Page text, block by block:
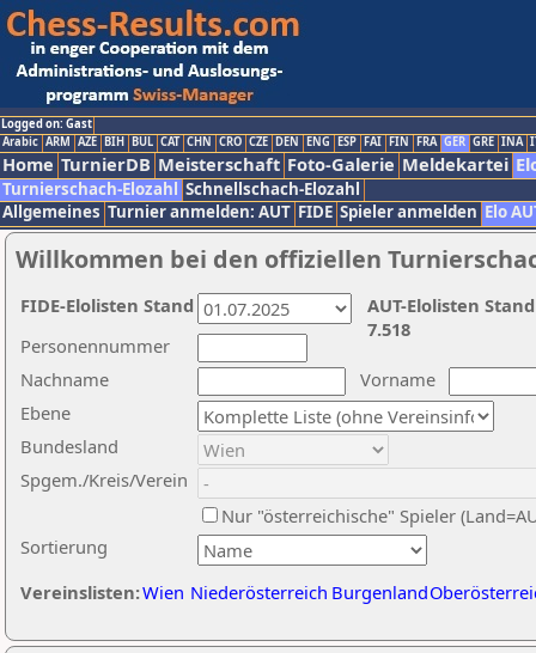
Logged on: Gast
Arabic ARM AZE BIH BUL CAT CHN CRO CZE DEN ENG ESP FAI FIN FRA GER GRE INA
Home TurnierDB Meisterschaft Foto-Galerie Meldekartei
Turnierschach-Elozahl Schnellschach-Elozahl
Allgemeines Turnier anmelden: AUT FIDE Spieler anmelden Elo
Willkommen bei den offiziellen
Nachname
Vorname
Ebene
Sortierung
Personennummer
Bundesland
Spgem./Kreis/Verein
Nur "österreichische" Spieler
Vereinslisten:Wien Niederösterreich Burgenland
AUT-Elolisten
7.518
FIDE-Elolisten Stand